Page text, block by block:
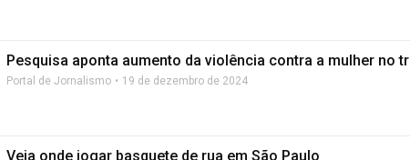
Pesquisa aponta aumento da violência contra a mulher no
Portal de Jornalismo 19 de dezembro de 2024
Veja onde jogar basquete de rua em São Paulo